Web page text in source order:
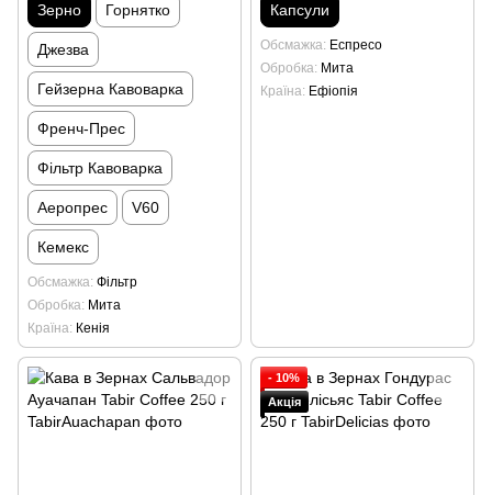
Зерно Горнятко
Джезва
Гейзерна Кавоварка
Френч-Прес
Фільтр Кавоварка
Аеропрес V60
Кемекс
Обсмажка Фільтр
Обробка Мита
Країна Кенія
Капсули
Обсмажка Еспресо
Обробка Мита
Країна Ефіопія
- 10%
Акція